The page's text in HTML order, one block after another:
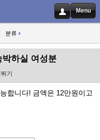
Menu
분류
하실 여성분
기
합니다! 금액은 12만원이고